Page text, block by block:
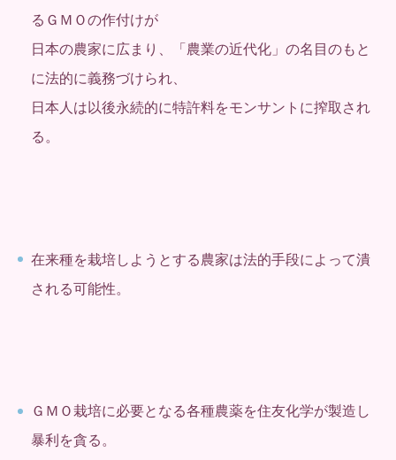
るＧＭＯの作付けが
日本の農家に広まり、「農業の近代化」の名目のもと
に法的に義務づけられ、
日本人は以後永続的に特許料をモンサントに搾取され
る。
在来種を栽培しようとする農家は法的手段によって潰
される可能性。
ＧＭＯ栽培に必要となる各種農薬を住友化学が製造し
暴利を貪る。